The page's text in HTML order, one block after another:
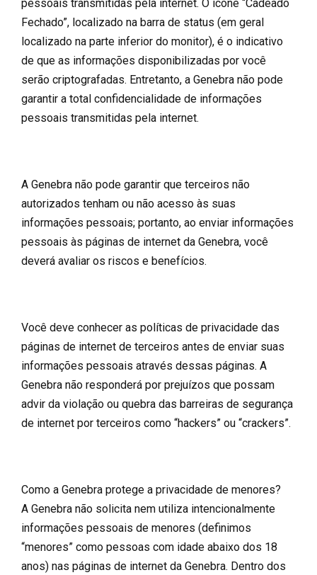
pessoais transmitidas pela internet. O ícone “Cadeado
Fechado”, localizado na barra de status (em geral
localizado na parte inferior do monitor), é o indicativo
de que as informações disponibilizadas por você
serão criptografadas. Entretanto, a Genebra não pode
garantir a total confidencialidade de informações
pessoais transmitidas pela internet.
A Genebra não pode garantir que terceiros não
autorizados tenham ou não acesso às suas
informações pessoais; portanto, ao enviar informações
pessoais às páginas de internet da Genebra, você
deverá avaliar os riscos e benefícios.
Você deve conhecer as políticas de privacidade das
páginas de internet de terceiros antes de enviar suas
informações pessoais através dessas páginas. A
Genebra não responderá por prejuízos que possam
advir da violação ou quebra das barreiras de segurança
de internet por terceiros como “hackers” ou “crackers”.
Como a Genebra protege a privacidade de menores?
A Genebra não solicita nem utiliza intencionalmente
informações pessoais de menores (definimos
“menores” como pessoas com idade abaixo dos 18
anos) nas páginas de internet da Genebra. Dentro dos